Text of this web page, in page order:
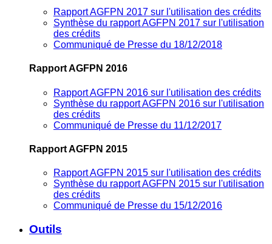
Rapport AGFPN 2017 sur l'utilisation des crédits
Synthèse du rapport AGFPN 2017 sur l'utilisation
des crédits
Communiqué de Presse du 18/12/2018
Rapport AGFPN 2016
Rapport AGFPN 2016 sur l'utilisation des crédits
Synthèse du rapport AGFPN 2016 sur l'utilisation
des crédits
Communiqué de Presse du 11/12/2017
Rapport AGFPN 2015
Rapport AGFPN 2015 sur l'utilisation des crédits
Synthèse du rapport AGFPN 2015 sur l'utilisation
des crédits
Communiqué de Presse du 15/12/2016
Outils